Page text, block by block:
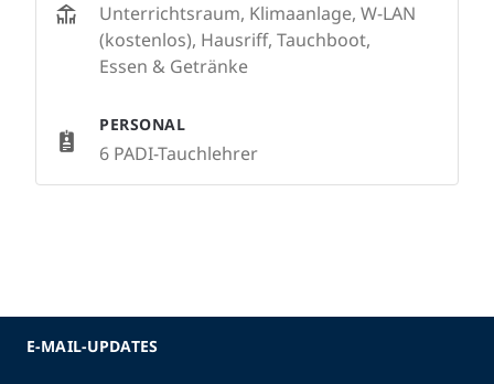
Unterrichtsraum, Klimaanlage, W-LAN
(kostenlos), Hausriff, Tauchboot,
Essen & Getränke
PERSONAL
6 PADI-Tauchlehrer
E-MAIL-UPDATES